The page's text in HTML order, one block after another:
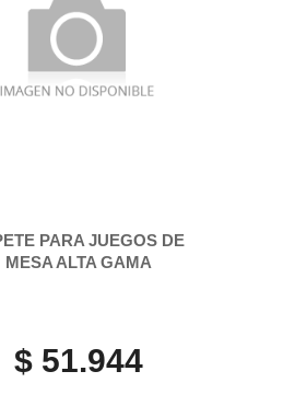
PARA JUEGOS DE
MESA ALTA GAMA
$ 51.944